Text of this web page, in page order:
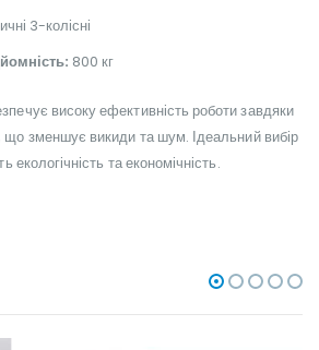
3-колісні
800 кг
високу ефективність роботи завдяки
зменшує викиди та шум. Ідеальний вибір
екологічність та економічність.